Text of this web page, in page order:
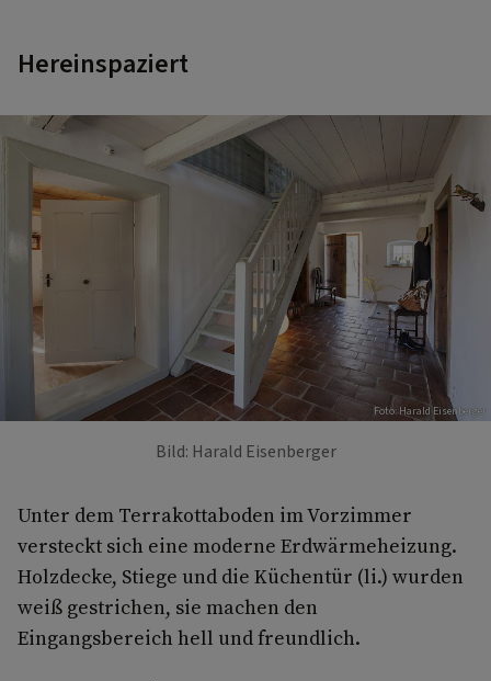
Hereinspaziert
Foto: Harald Eisenberger
Bild: Harald Eisenberger
Unter dem Terrakottaboden im Vorzimmer
versteckt sich eine moderne Erdwärmeheizung.
Holzdecke, Stiege und die Küchentür (li.) wurden
weiß gestrichen, sie machen den
Eingangsbereich hell und freundlich.